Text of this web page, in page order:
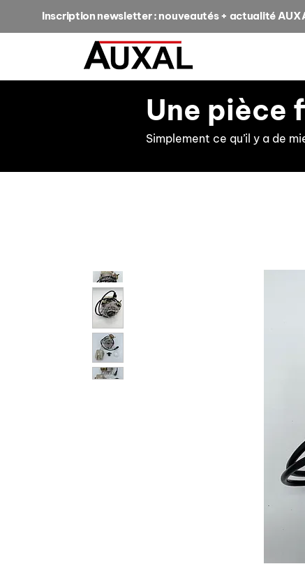
Inscription newsletter : nouveautés + actualité
Une pièce
Simplement ce qu’il y a de